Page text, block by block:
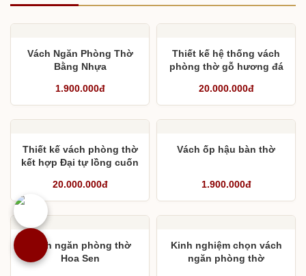
Vách Ngăn Phòng Thờ
Bằng Nhựa
1.900.000đ
Thiết kế hệ thống vách
phòng thờ gỗ hương đá
đối
20.000.000đ
Thiết kế vách phòng thờ
kết hợp Đại tự lồng cuốn
Nam
20.000.000đ
Vách ốp hậu bàn thờ
1.900.000đ
Vách ngăn phòng thờ
Hoa Sen
Kinh nghiệm chọn vách
ngăn phòng thờ